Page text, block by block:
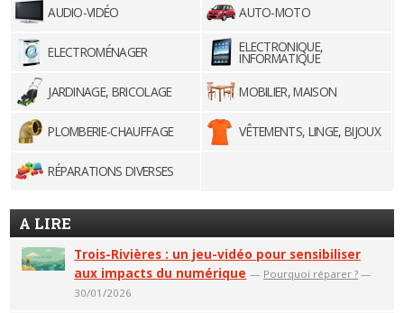
AUDIO-VIDÉO AUTO-MOTO
ELECTROMÉNAGER ELECTRONIQUE,
INFORMATIQUE
JARDINAGE, BRICOLAGE
MOBILIER, MAISON
PLOMBERIE-CHAUFFAGE VÊTEMENTS, LINGE, BIJOUX
RÉPARATIONS DIVERSES
A LIRE
Trois-Rivières : un jeu-vidéo pour sensibiliser
aux impacts du numérique — Pourquoi réparer ? —
30/01/2026